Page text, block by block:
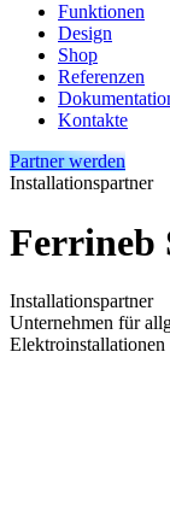
Funktionen
Design
Shop
Referenzen
Kontakte
Partner werden
Installationspartner
Ferrineb
Installationspartner
Unternehmen für
Elektroinstallationen